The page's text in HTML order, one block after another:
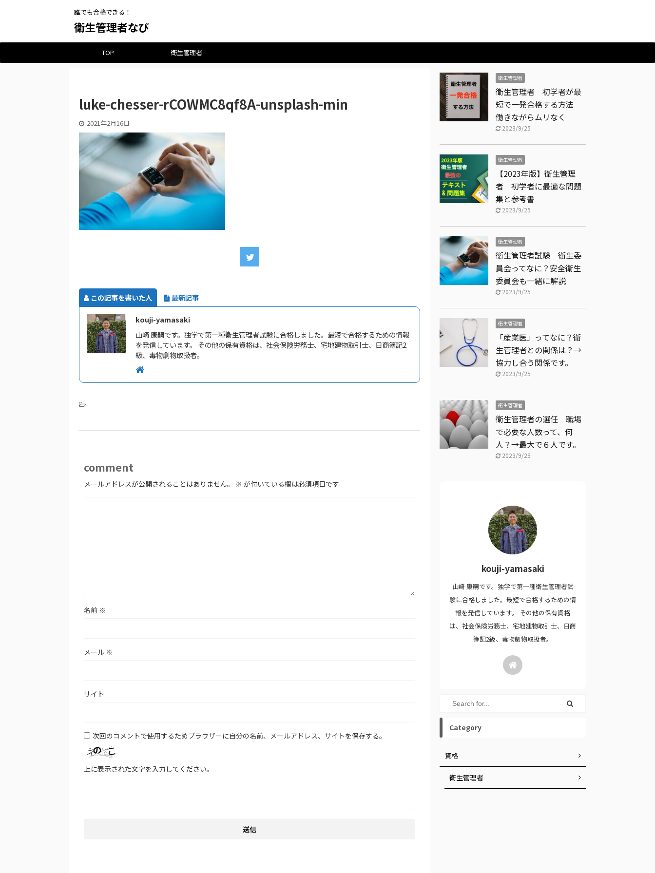
誰でも合格できる！
衛生管理者なび
TOP 衛生管理者
luke-chesser-rCOWMC8qf8A-unsplash-min
2021年2月16日
この記事を書いた人 最新記事
kouji-yamasaki
山崎 康嗣です。独学で第一種衛生管理者試験に合格しました。最短で合格するための情報
を発信しています。 その他の保有資格は、社会保険労務士、宅地建物取引士、日商簿記2
級、毒物劇物取扱者。
-
comment
メールアドレスが公開されることはありません。 ※ が付いている欄は必須項目です
名前 ※
メール ※
サイト
次回のコメントで使用するためブラウザーに自分の名前、メールアドレス、サイトを保存する。
上に表示された文字を入力してください。
衛生管理者
衛生管理者 初学者が最
短で一発合格する方法
働きながらムリなく
2023/9/25
衛生管理者
【2023年版】衛生管理
者 初学者に最適な問題
集と参考書
2023/9/25
衛生管理者
衛生管理者試験 衛生委
員会ってなに？安全衛生
委員会も一緒に解説
2023/9/25
衛生管理者
「産業医」ってなに？衛
生管理者との関係は？→
協力し合う関係です。
2023/9/25
衛生管理者
衛生管理者の選任 職場
で必要な人数って、何
人？→最大で６人です。
2023/9/25
kouji-yamasaki
山崎 康嗣です。独学で第一種衛生管理者試
験に合格しました。最短で合格するための情
報を発信しています。 その他の保有資格
は、社会保険労務士、宅地建物取引士、日商
簿記2級、毒物劇物取扱者。
Category
資格
衛生管理者